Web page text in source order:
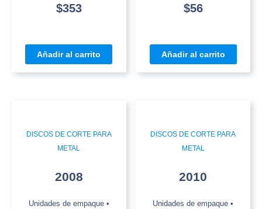
$353
Añadir al carrito
$56
Añadir al carrito
DISCOS DE CORTE PARA
METAL
2008
Unidades de empaque •
DISCOS DE CORTE PARA
METAL
2010
Unidades de empaque •